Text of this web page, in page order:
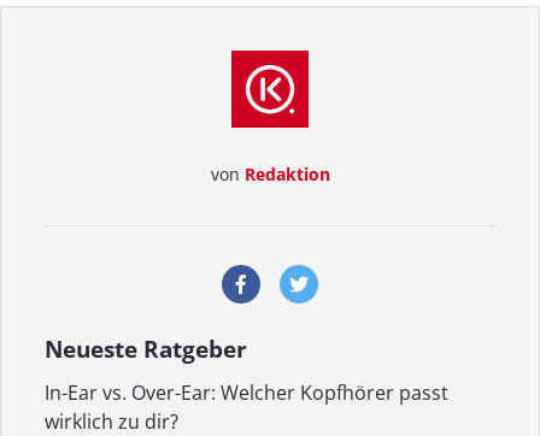
von Redaktion
Neueste Ratgeber
In-Ear vs. Over-Ear: Welcher Kopfhörer passt
wirklich zu dir?